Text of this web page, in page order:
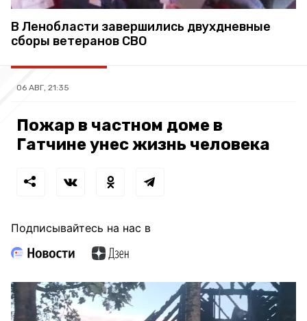
В Ленобласти завершились двухдневные
сборы ветеранов СВО
06 АВГ, 21:35
Пожар в частном доме в
Гатчине унес жизнь человека
Подписывайтесь на нас в